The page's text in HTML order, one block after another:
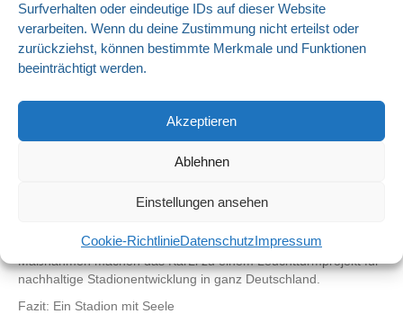
Surfverhalten oder eindeutige IDs auf dieser Website
verarbeiten. Wenn du deine Zustimmung nicht erteilst oder
zurückziehst, können bestimmte Merkmale und Funktionen
beeinträchtigt werden.
Akzeptieren
Ablehnen
Einstellungen ansehen
Cookie-RichtlinieDatenschutzImpressum
das Stadion sowohl funktional als auch ästhetisch auf dem
neuesten Stand ist.
Besonders erwähnenswert ist die einzigartige, abklappbare
Flutlichtanlage, die die Sichtachsen zum nahegelegenen
Nachhaltigkeit und Zukunft
Mit der Einführung des Projekts „Grünes Stadion Babelsberg“ im
Vorreiter in Sachen Nachhaltigkeit. Die Installation von
LED-Scheinwerfer, die eine Energieeinsparung von rund 70 %
Erfolge, sondern auch für Umweltschutz steht. Diese
Maßnahmen machen das KarLi zu einem Leuchtturmprojekt für
nachhaltige Stadionentwicklung in ganz Deutschland.
Fazit: Ein Stadion mit Seele